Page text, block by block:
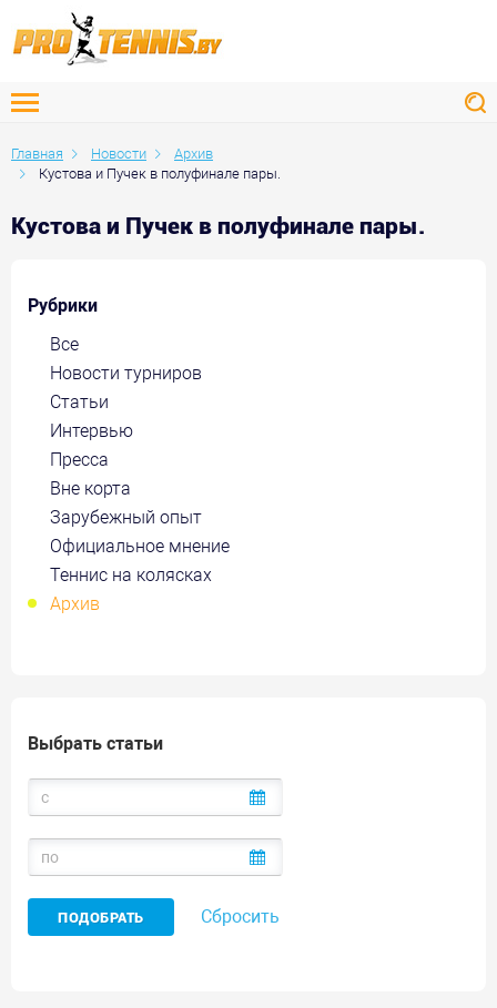
Главная Новости
Архив
Кустова и Пучек в полуфинале пары.
Кустова и Пучек в полуфинале пары.
Рубрики
Все
Новости турниров
Статьи
Интервью
Пресса
Вне корта
Зарубежный опыт
Официальное мнение
Теннис на колясках
Архив
Выбрать статьи
Сбросить